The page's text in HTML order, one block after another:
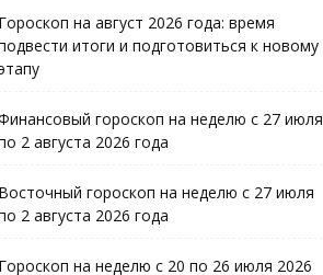
на август 2026 года: время
итоги и подготовиться к новому
гороскоп на неделю с 27 июля
2 августа 2026 года
гороскоп на неделю с 27 июля
2 августа 2026 года
на неделю с 20 по 26 июля 2026